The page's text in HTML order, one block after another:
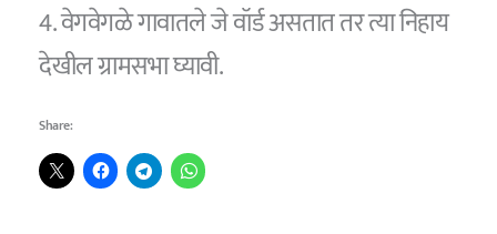
4. वेगवेगळे गावातले जे वॉर्ड असतात तर त्या निहाय
देखील ग्रामसभा घ्यावी.
Share: